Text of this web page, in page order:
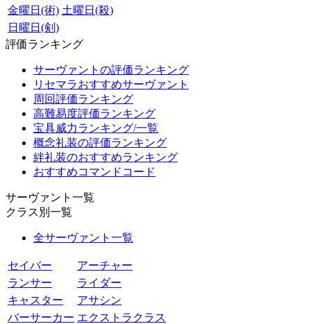
金曜日(術) 土曜日(殺)
日曜日(剣)
評価ランキング
サーヴァントの評価ランキング
リセマラおすすめサーヴァント
周回評価ランキング
高難易度評価ランキング
宝具威力ランキング/一覧
概念礼装の評価ランキング
絆礼装のおすすめランキング
おすすめコマンドコード
サーヴァント一覧
クラス別一覧
全サーヴァント一覧
セイバー
アーチャー
ランサー
ライダー
キャスター
アサシン
バーサーカー エクストラクラス